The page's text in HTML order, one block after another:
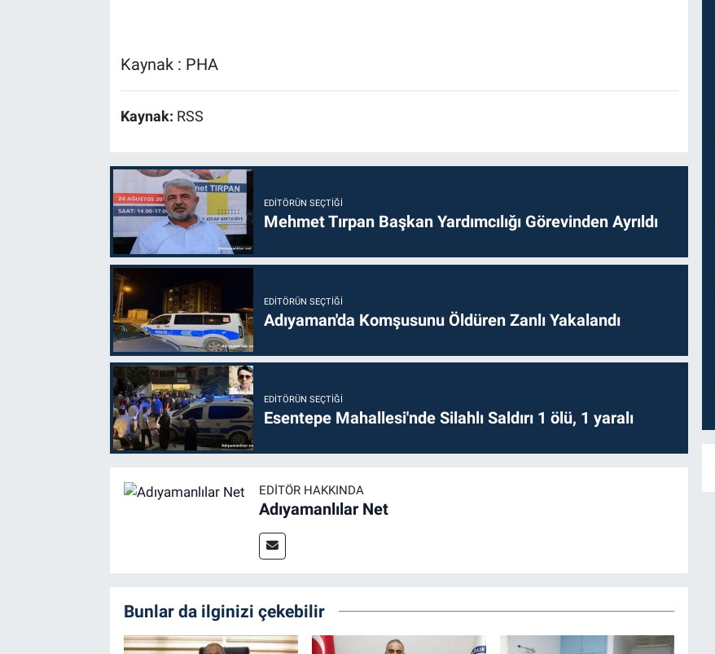
Kaynak : PHA
Kaynak: RSS
EDITÖRÜN SEÇTIĞI
Mehmet Tırpan Başkan Yardımcılığı Görevinden Ayrıldı
EDITÖRÜN SEÇTIĞI
Adıyaman'da Komşusunu Öldüren Zanlı Yakalandı
EDITÖRÜN SEÇTIĞI
Esentepe Mahallesi'nde Silahlı Saldırı 1 ölü, 1 yaralı
EDITÖR HAKKINDA
Adıyamanlılar Net
Bunlar da ilginizi çekebilir